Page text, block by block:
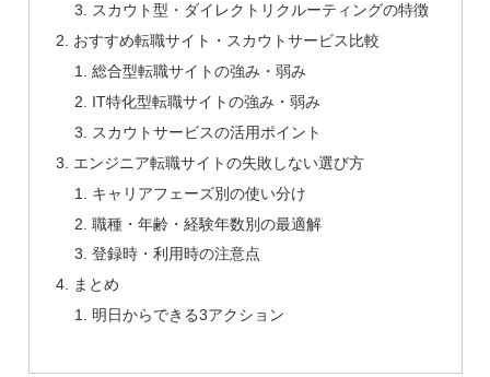
スカウト型・ダイレクトリクルーティングの特徴
おすすめ転職サイト・スカウトサービス比較
総合型転職サイトの強み・弱み
IT特化型転職サイトの強み・弱み
スカウトサービスの活用ポイント
エンジニア転職サイトの失敗しない選び方
キャリアフェーズ別の使い分け
職種・年齢・経験年数別の最適解
登録時・利用時の注意点
まとめ
明日からできる3アクション